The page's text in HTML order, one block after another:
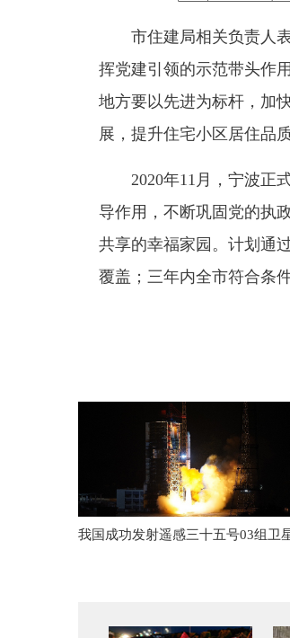
市住建局相关负责人
挥党建引领的示范带头作
地方要以先进为标杆，加
展，提升住宅小区居住品质
2020年11月，宁波正
导作用，不断巩固党的执
共享的幸福家园。 计划通
覆盖；三年内全市符合条
我国成功发射遥感三十五号03组卫